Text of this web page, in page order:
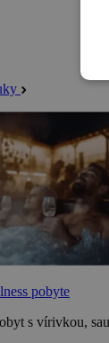
pobyte
s vírivkou,